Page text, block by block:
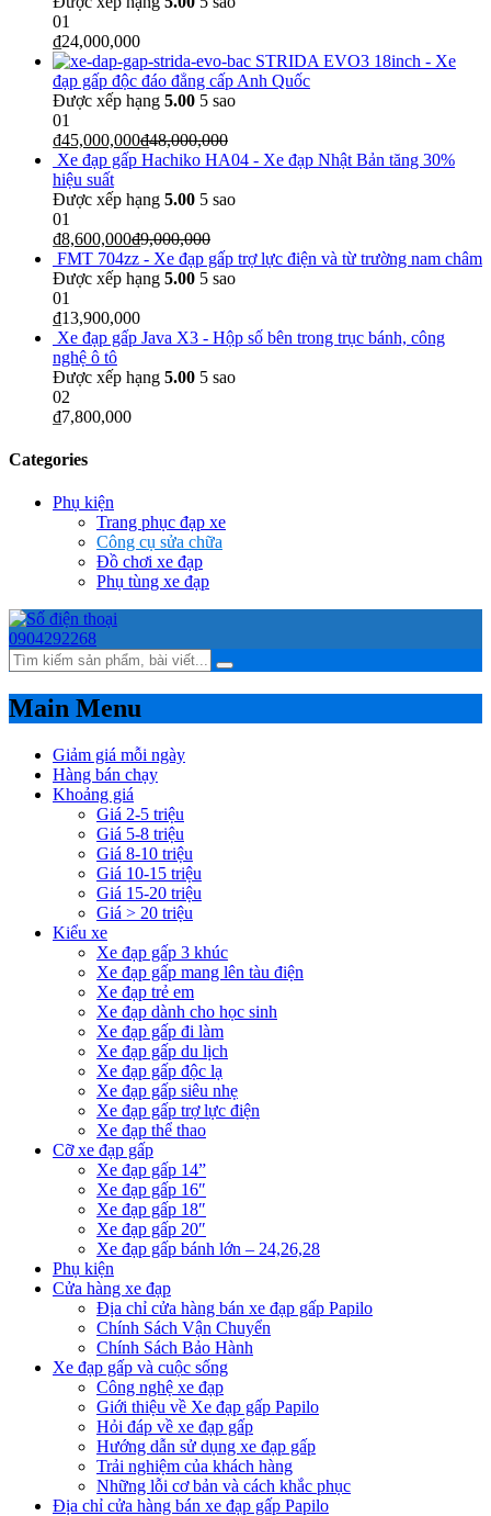
01
₫24,000,000
STRIDA EVO3 18inch - Xe
đạp gấp độc đáo đẳng cấp Anh Quốc
Được xếp hạng 5.00 5 sao
01
₫45,000,000₫48,000,000
Xe đạp gấp Hachiko HA04 - Xe đạp Nhật Bản tăng 30%
hiệu suất
Được xếp hạng 5.00 5 sao
01
₫8,600,000₫9,000,000
FMT 704zz - Xe đạp gấp trợ lực điện và từ trường nam châm
Được xếp hạng 5.00 5 sao
01
₫13,900,000
Xe đạp gấp Java X3 - Hộp số bên trong trục bánh, công
nghệ ô tô
Được xếp hạng 5.00 5 sao
02
₫7,800,000
Categories
Phụ kiện
Trang phục đạp xe
Công cụ sửa chữa
Đồ chơi xe đạp
Phụ tùng xe đạp
0904292268
Main Menu
Giảm giá mỗi ngày
Hàng bán chạy
Khoảng giá
Giá 2-5 triệu
Giá 5-8 triệu
Giá 8-10 triệu
Giá 10-15 triệu
Giá 15-20 triệu
Giá > 20 triệu
Kiểu xe
Xe đạp gấp 3 khúc
Xe đạp gấp mang lên tàu điện
Xe đạp trẻ em
Xe đạp dành cho học sinh
Xe đạp gấp đi làm
Xe đạp gấp du lịch
Xe đạp gấp độc lạ
Xe đạp gấp siêu nhẹ
Xe đạp gấp trợ lực điện
Xe đạp thể thao
Cỡ xe đạp gấp
Xe đạp gấp 14”
Xe đạp gấp 16″
Xe đạp gấp 18″
Xe đạp gấp 20″
Xe đạp gấp bánh lớn – 24,26,28
Phụ kiện
Cửa hàng xe đạp
Địa chỉ cửa hàng bán xe đạp gấp Papilo
Chính Sách Vận Chuyển
Chính Sách Bảo Hành
Xe đạp gấp và cuộc sống
Công nghệ xe đạp
Giới thiệu về Xe đạp gấp Papilo
Hỏi đáp về xe đạp gấp
Hướng dẫn sử dụng xe đạp gấp
Trải nghiệm của khách hàng
Những lỗi cơ bản và cách khắc phục
Địa chỉ cửa hàng bán xe đạp gấp Papilo